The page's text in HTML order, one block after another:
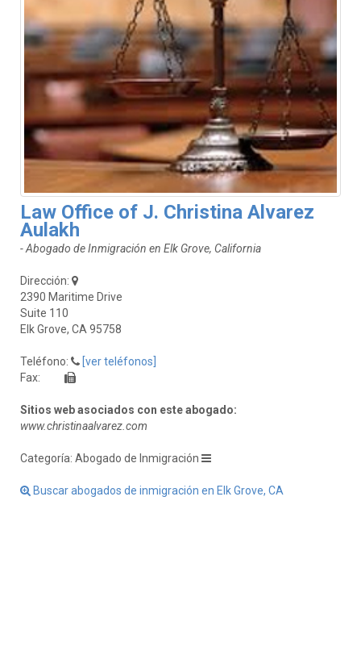
Law Office of J. Christina Alvarez
Aulakh
- Abogado de Inmigración en Elk Grove, California
Dirección:
2390 Maritime Drive
Suite 110
Elk Grove, CA 95758
Teléfono:
[ver teléfonos]
Fax:
Sitios web asociados con este abogado:
www.christinaalvarez.com
Categoría: Abogado de Inmigración
Buscar abogados de inmigración en Elk Grove, CA